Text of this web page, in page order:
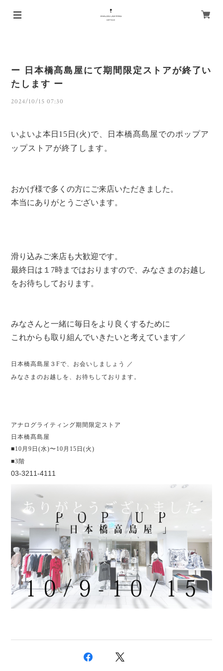
ー 日本橋髙島屋にて期間限定ストアが終了い
たします ー
2024/10/15 07:30
いよいよ本日 15日(火)で、日本橋髙島屋でのポップア
ップストアが終了します。
おかげ様で多くの方にご来店いただきました。
本当にありがとうございます。
滑り込みご来店も大歓迎です。
最終日は１7時まではおりますので、みなさまのお越し
をお待ちしております。
みなさんと一緒に毎日をより良くするために
これからも取り組んでいきたいと考えています／
日本橋高島屋３Fで、お会いしましょう ／
みなさまのお越しを、お待ちしております。
アナログライティング期間限定ストア
日本橋髙島屋
■10月9日(水)〜10月15日(火)
■3階
03-3211-4111